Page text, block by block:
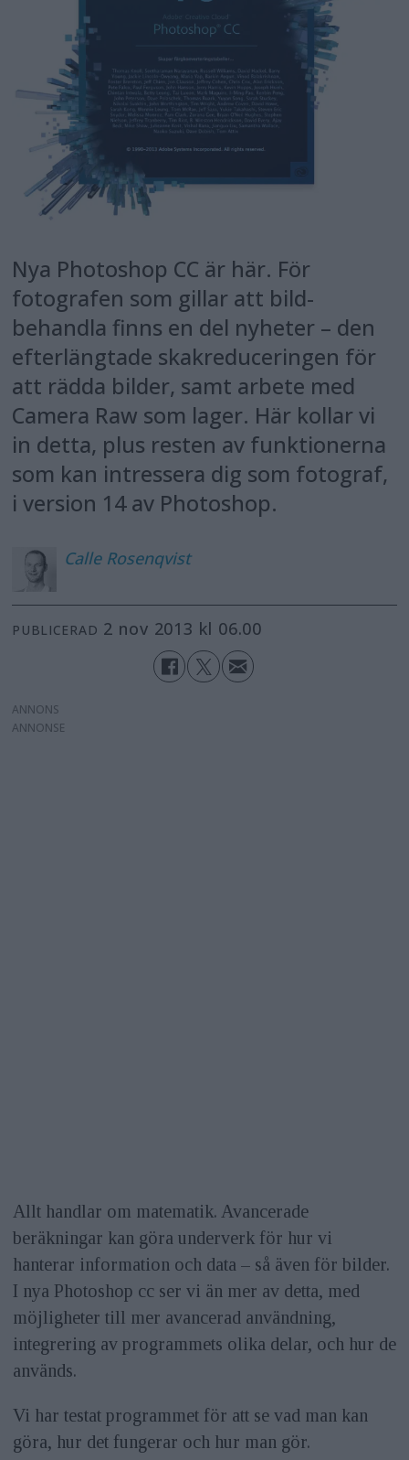
Nya Photoshop CC är här. För
fotografen som gillar att bild-
behandla finns en del nyheter – den
efterlängtade skakreduceringen för
att rädda bilder, samt arbete med
Camera Raw som lager. Här kollar vi
in detta, plus resten av funktionerna
som kan intressera dig som fotograf,
i version 14 av Photoshop.
Calle Rosenqvist
PUBLICERAD 2 nov 2013 kl 06.00
ANNONS
Allt handlar om matematik. Avancerade
beräkningar kan göra underverk för hur vi
hanterar information och data – så även för bilder.
I nya Photoshop cc ser vi än mer av detta, med
möjligheter till mer avancerad användning,
integrering av programmets olika delar, och hur de
används.
Vi har testat programmet för att se vad man kan
göra, hur det fungerar och hur man gör.